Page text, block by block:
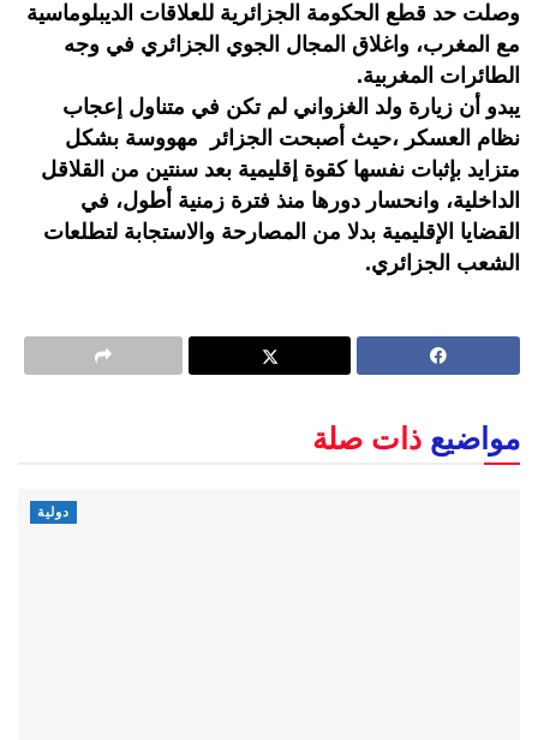
وصلت حد قطع الحكومة الجزائرية للعلاقات الديبلوماسية
مع المغرب، واغلاق المجال الجوي الجزائري في وجه
الطائرات المغربية.
يبدو أن زيارة ولد الغزواني لم تكن في متناول إعجاب
نظام العسكر ،حيث أصبحت الجزائر مهووسة بشكل
متزايد بإثبات نفسها كقوة إقليمية بعد سنتين من القلاقل
الداخلية، وانحسار دورها منذ فترة زمنية أطول، في
القضايا الإقليمية بدلا من المصارحة والاستجابة لتطلعات
الشعب الجزائري.
مواضيع ذات صلة
دولية